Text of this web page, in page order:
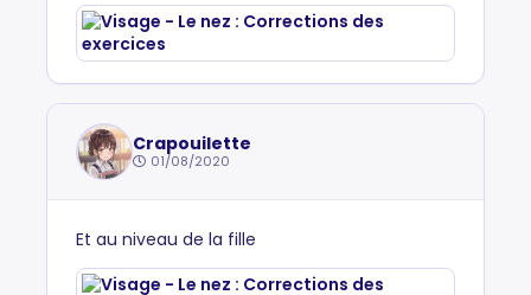
Crapouilette
01/08/2020
Et au niveau de la fille